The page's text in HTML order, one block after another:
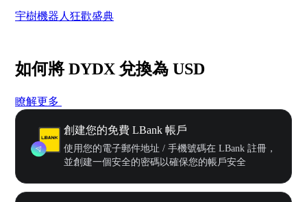
宇樹機器人狂歡盛典
如何將 DYDX 兌換為 USD
瞭解更多
創建您的免費 LBank 帳戶
使用您的電子郵件地址 / 手機號碼在 LBank 註冊，
並創建一個安全的密碼以確保您的帳戶安全